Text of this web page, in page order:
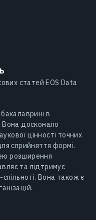
статей EOS Data
в
Вона досконало
цінності точних
сприйняття формі.
розширення
та підтримує
спільноті. Вона також є